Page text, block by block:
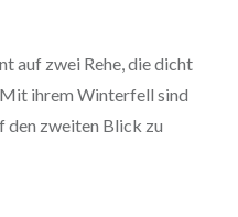
auf zwei Rehe, die dicht
ihrem Winterfell sind
den zweiten Blick zu